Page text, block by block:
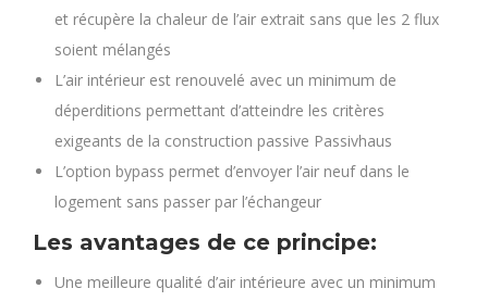
et récupère la chaleur de l’air extrait sans que les 2 flux
soient mélangés
L’air intérieur est renouvelé avec un minimum de
déperditions permettant d’atteindre les critères
exigeants de la construction passive Passivhaus
L’option bypass permet d’envoyer l’air neuf dans le
logement sans passer par l’échangeur
Les avantages de ce principe:
Une meilleure qualité d’air intérieure avec un minimum